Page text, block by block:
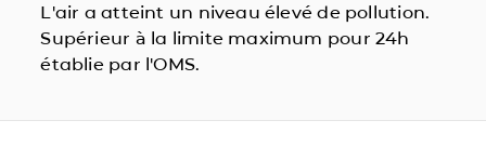
L'air a atteint un niveau élevé de pollution.
Supérieur à la limite maximum pour 24h
établie par l'OMS.